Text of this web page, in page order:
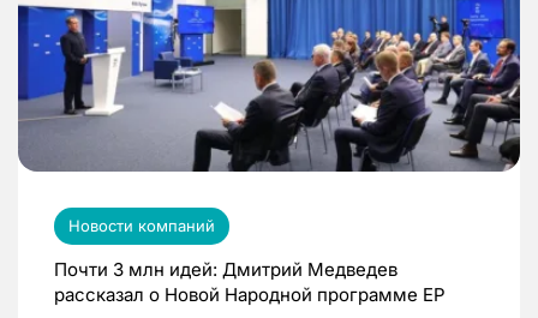
Новости компаний
Почти 3 млн идей: Дмитрий Медведев
рассказал о Новой Народной программе ЕР